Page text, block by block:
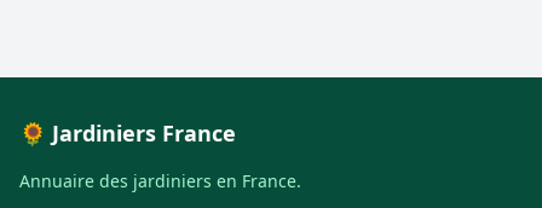
🌻 Jardiniers France
Annuaire des jardiniers en France.